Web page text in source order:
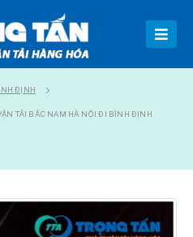
ĐỊNH
TẢI BẮC NAM HÀ NỘI ĐI BÌNH ĐỊNH